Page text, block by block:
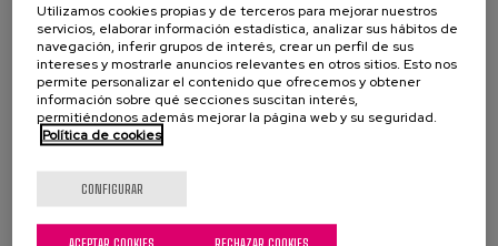
“Como en casa” celebra el cierre de
proyecto sentando las bases para la
Utilizamos cookies propias y de terceros para mejorar nuestros
servicios, elaborar información estadística, analizar sus hábitos de
navegación, inferir grupos de interés, crear un perfil de sus
intereses y mostrarle anuncios relevantes en otros sitios. Esto nos
permite personalizar el contenido que ofrecemos y obtener
información sobre qué secciones suscitan interés,
permitiéndonos además mejorar la página web y su seguridad.
Política de cookies
CONFIGURAR
RECHAZAR COOKIES
ACEPTAR COOKIES